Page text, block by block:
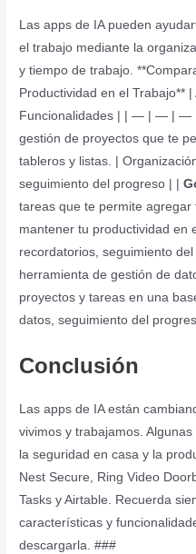
Las apps de IA pueden
el trabajo mediante la
y tiempo de trabajo.
Productividad en el Trabajo** |
Funcionalidades | | — | — |
gestión de proyectos que te
tableros y listas. |
seguimiento del progreso | |
tareas que te permite
mantener tu productividad en
recordatorios, seguimiento
herramienta de gestión de
proyectos y tareas en una
datos, seguimiento del
Conclusión
Las apps de IA están
vivimos y trabajamos.
la seguridad en casa y la
Nest Secure, Ring Video
Tasks y Airtable. Recuerda
características y
descargarla. ###